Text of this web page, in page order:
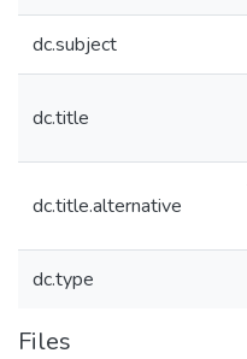
dc.subject
dc.title
dc.title.alternative
dc.type
Files